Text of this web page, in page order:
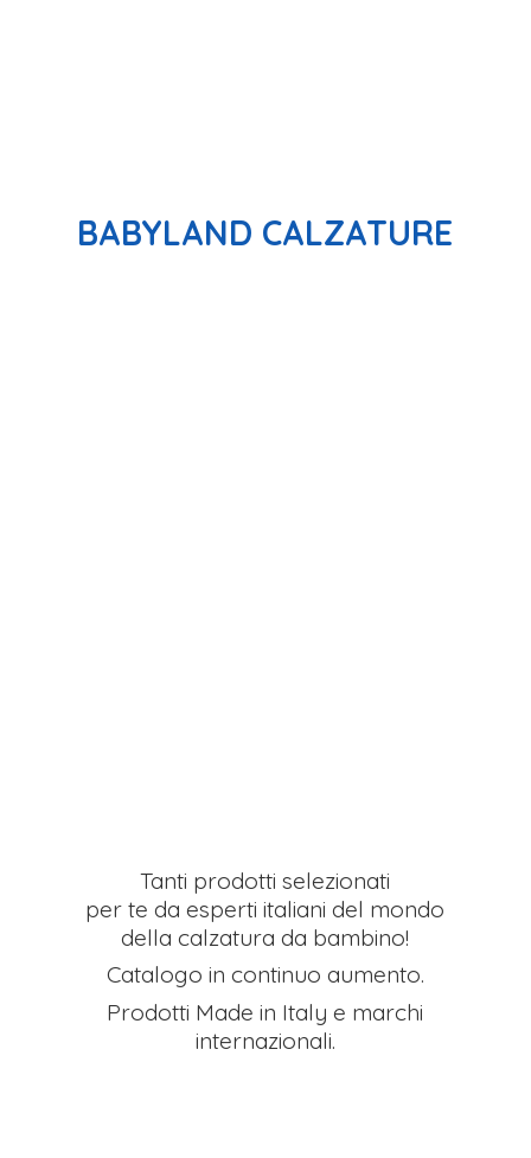
BABYLAND CALZATURE
Tanti prodotti selezionati
per te da esperti italiani del mondo
della calzatura da bambino!
Catalogo in continuo aumento.
Prodotti Made in Italy e marchi
internazionali.